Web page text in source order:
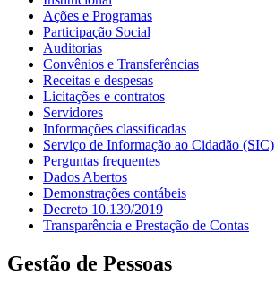
Ações e Programas
Participação Social
Auditorias
Convênios e Transferências
Receitas e despesas
Licitações e contratos
Servidores
Informações classificadas
Serviço de Informação ao Cidadão (SIC)
Perguntas frequentes
Dados Abertos
Demonstrações contábeis
Decreto 10.139/2019
Transparência e Prestação de Contas
Gestão de Pessoas